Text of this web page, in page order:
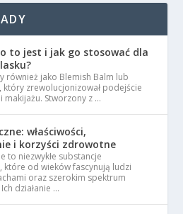
to jest i jak go stosować dla
również jako Blemish Balm lub
który zrewolucjonizował podejście
Stworzony z …
właściwości,
i korzyści zdrowotne
to niezwykłe substancje
od wieków fascynują ludzi
oraz szerokim spektrum
działanie …